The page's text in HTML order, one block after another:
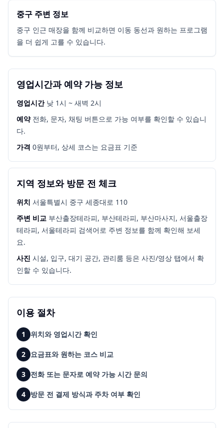
중구 주변 정보
중구 인근 매장을 함께 비교하면 이동 동선과 원하는 프로그램
을 더 쉽게 고를 수 있습니다.
영업시간과 예약 가능 정보
영업시간 낮 1시 ~ 새벽 2시
예약 전화, 문자, 채팅 버튼으로 가능 여부를 확인할 수 있습니
다.
가격 0원부터, 상세 코스는 요금표 기준
지역 정보와 방문 전 체크
위치 서울특별시 중구 세종대로 110
주변 비교 부산출장테라피, 부산테라피, 부산마사지, 서울출장
테라피, 서울테라피 검색어로 주변 정보를 함께 확인해 보세
요.
사진 시설, 입구, 대기 공간, 관리룸 등은 사진/영상 탭에서 확
인할 수 있습니다.
이용 절차
1 위치와 영업시간 확인
2 요금표와 원하는 코스 비교
3 전화 또는 문자로 예약 가능 시간 문의
4 방문 전 결제 방식과 주차 여부 확인